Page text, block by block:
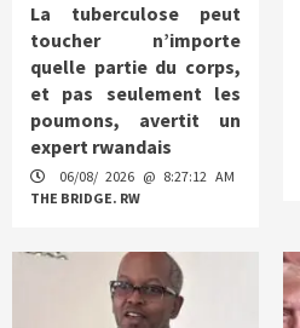
La tuberculose peut
toucher n’importe
quelle partie du corps,
et pas seulement les
poumons, avertit un
expert rwandais
06/08/ 2026 @ 8:27:12 AM
THE BRIDGE. RW